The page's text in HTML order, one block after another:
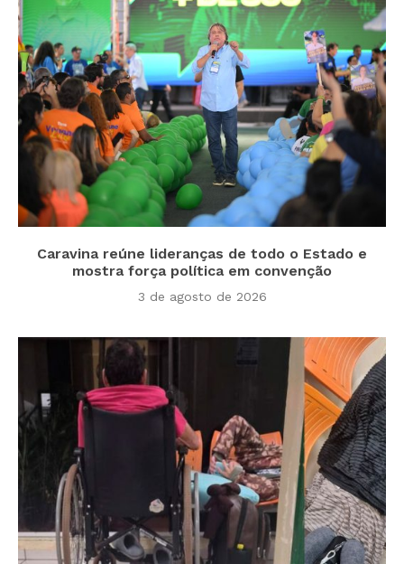
Caravina reúne lideranças de todo o Estado e
mostra força política em convenção
3 de agosto de 2026